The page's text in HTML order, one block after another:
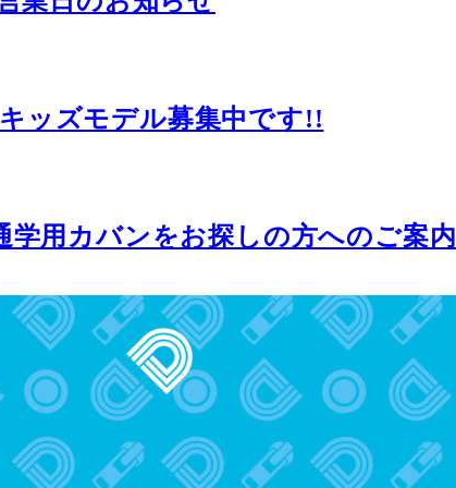
キッズモデル募集中です!!
学用カバンをお探しの方へのご案内